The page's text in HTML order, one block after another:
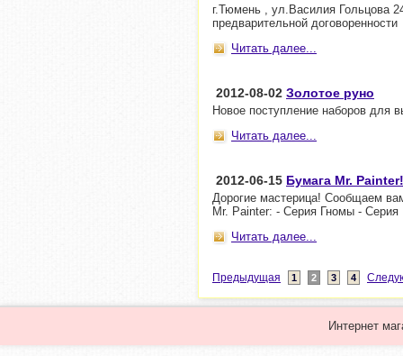
г.Тюмень , ул.Василия Гольцова
предварительной договоренности
Читать далее...
2012-08-02 Золотое руно
Новое поступление наборов для
Читать далее...
2012-06-15 Бумага Mr. Painter!
Дорогие мастерица! Сообщаем
Mr. Painter: - Серия Гномы - Серия
Читать далее...
Предыдущая 1 2 3 4
Интернет